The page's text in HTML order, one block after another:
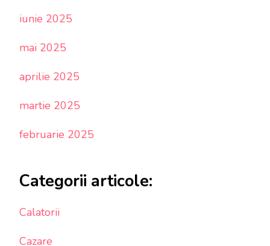
iunie 2025
mai 2025
aprilie 2025
martie 2025
februarie 2025
Categorii articole:
Calatorii
Cazare